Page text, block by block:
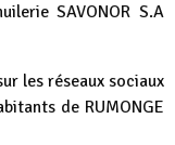
SAVONOR S.A
les réseaux sociaux
de RUMONGE